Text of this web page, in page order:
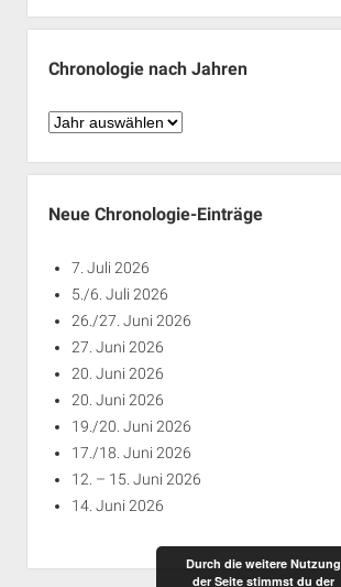
Monaten
Chronologie nach Jahren
Chronologie
Jahren
Neue Chronologie-Einträge
7. Juli 2026
5./6. Juli 2026
26./27. Juni 2026
27. Juni 2026
20. Juni 2026
20. Juni 2026
19./20. Juni 2026
17./18. Juni 2026
12. – 15. Juni 2026
14. Juni 2026
Durch die weitere Nutzung
der Seite stimmst du der